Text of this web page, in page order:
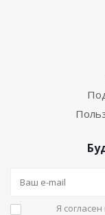
Я согласен